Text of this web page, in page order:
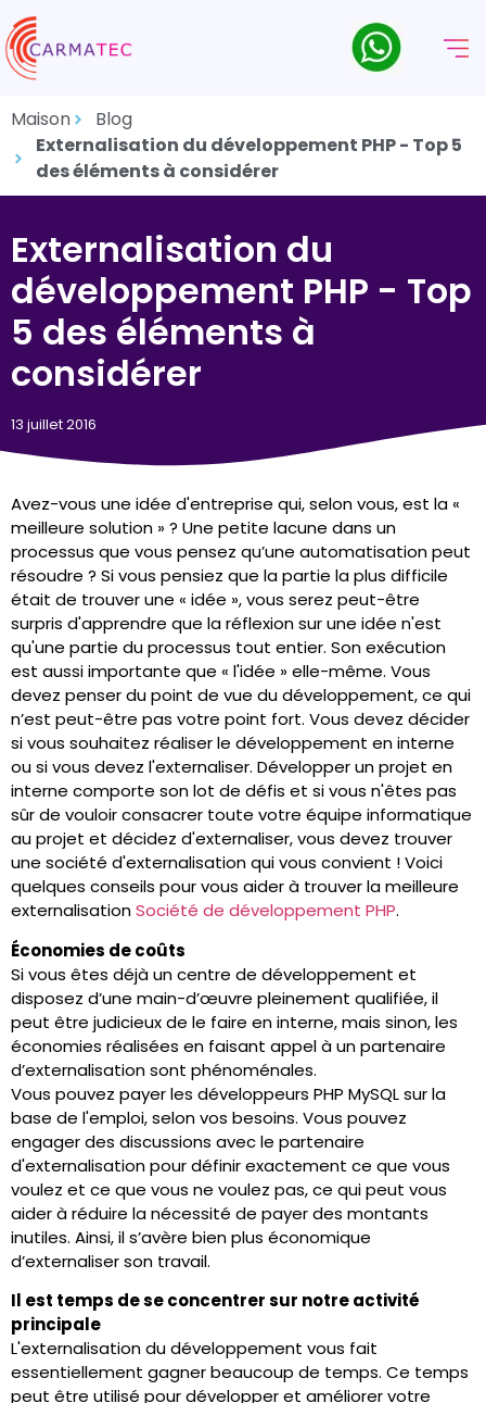
Maison
Blog
Externalisation du développement PHP - Top 5
des éléments à considérer
Externalisation du
développement PHP - Top
5 des éléments à
considérer
13 juillet 2016
Avez-vous une idée d'entreprise qui, selon vous, est la «
meilleure solution » ? Une petite lacune dans un
processus que vous pensez qu’une automatisation peut
résoudre ? Si vous pensiez que la partie la plus difficile
était de trouver une « idée », vous serez peut-être
surpris d'apprendre que la réflexion sur une idée n'est
qu'une partie du processus tout entier. Son exécution
est aussi importante que « l'idée » elle-même. Vous
devez penser du point de vue du développement, ce qui
n’est peut-être pas votre point fort. Vous devez décider
si vous souhaitez réaliser le développement en interne
ou si vous devez l'externaliser. Développer un projet en
interne comporte son lot de défis et si vous n'êtes pas
sûr de vouloir consacrer toute votre équipe informatique
au projet et décidez d'externaliser, vous devez trouver
une société d'externalisation qui vous convient ! Voici
quelques conseils pour vous aider à trouver la meilleure
externalisationSociété de développement PHP.
Économies de coûts
Si vous êtes déjà un centre de développement et
disposez d’une main-d’œuvre pleinement qualifiée, il
peut être judicieux de le faire en interne, mais sinon, les
économies réalisées en faisant appel à un partenaire
d’externalisation sont phénoménales.
Vous pouvez payer les développeurs PHP MySQL sur la
base de l'emploi, selon vos besoins. Vous pouvez
engager des discussions avec le partenaire
d'externalisation pour définir exactement ce que vous
voulez et ce que vous ne voulez pas, ce qui peut vous
aider à réduire la nécessité de payer des montants
inutiles. Ainsi, il s’avère bien plus économique
d’externaliser son travail.
Il est temps de se concentrer sur notre activité
principale
L'externalisation du développement vous fait
essentiellement gagner beaucoup de temps. Ce temps
peut être utilisé pour développer et améliorer votre